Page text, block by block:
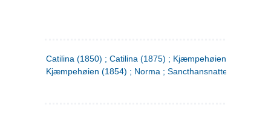
Catilina (1850) ; Catilina (1875) ; Kjæmpehøien (1850) ;
Kjæmpehøien (1854) ; Norma ; Sancthansnatten